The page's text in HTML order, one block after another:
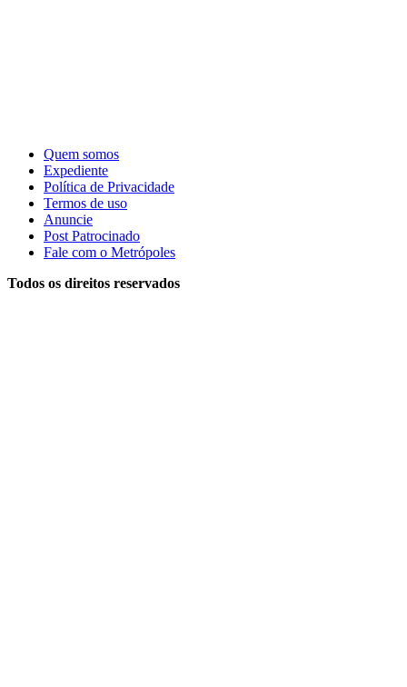
Quem somos
Expediente
Política de Privacidade
Termos de uso
Anuncie
Post Patrocinado
Fale com o Metrópoles
Todos os direitos reservados